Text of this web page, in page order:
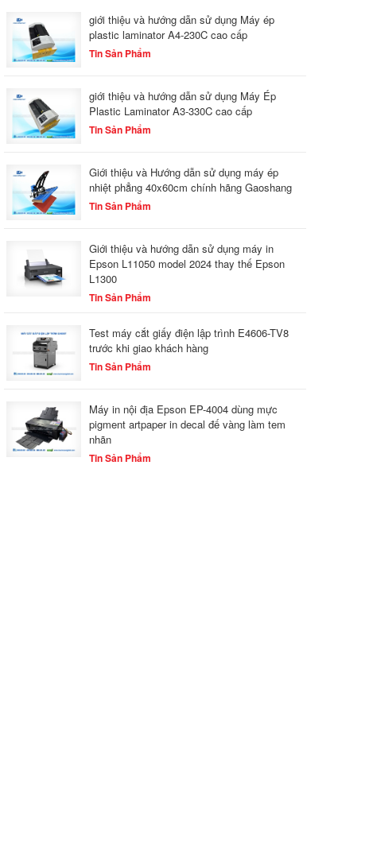
giới thiệu và hướng dẫn sử dụng Máy ép
plastic laminator A4-230C cao cấp
Tin Sản Phẩm
giới thiệu và hướng dẫn sử dụng Máy Ép
Plastic Laminator A3-330C cao cấp
Tin Sản Phẩm
Giới thiệu và Hướng dẫn sử dụng máy ép
nhiệt phẳng 40x60cm chính hãng Gaoshang
Tin Sản Phẩm
Giới thiệu và hướng dẫn sử dụng máy in
Epson L11050 model 2024 thay thế Epson
L1300
Tin Sản Phẩm
Test máy cắt giấy điện lập trình E4606-TV8
trước khi giao khách hàng
Tin Sản Phẩm
Máy in nội địa Epson EP-4004 dùng mực
pigment artpaper in decal đế vàng làm tem
nhãn
Tin Sản Phẩm